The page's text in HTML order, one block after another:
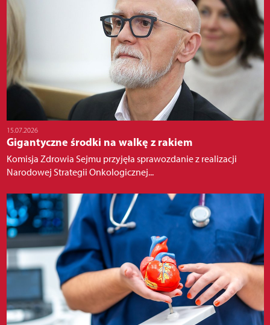
15.07.2026
Gigantyczne środki na walkę z rakiem
Komisja Zdrowia Sejmu przyjęła sprawozdanie z realizacji
Narodowej Strategii Onkologicznej...